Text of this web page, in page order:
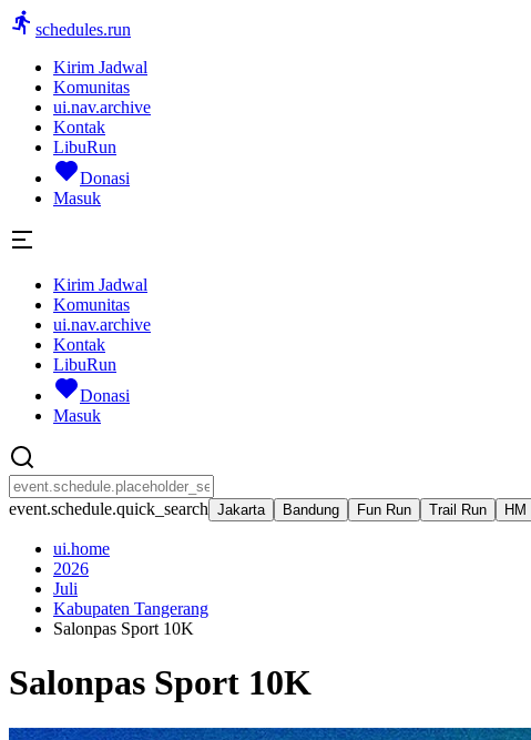
schedules.run
Kirim Jadwal
Komunitas
ui.nav.archive
Kontak
LibuRun
Donasi
Masuk
Kirim Jadwal
Komunitas
ui.nav.archive
Kontak
LibuRun
Donasi
Masuk
event.schedule.quick_search Jakarta Bandung Fun Run Trail Run HM
ui.home
2026
Juli
Kabupaten Tangerang
Salonpas Sport 10K
Salonpas Sport 10K